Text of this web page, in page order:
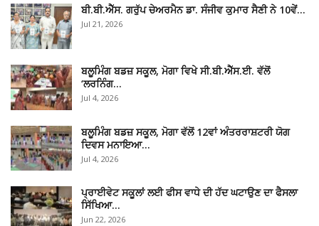
ਬੀ.ਬੀ.ਐੱਸ. ਗਰੁੱਪ ਚੇਅਰਮੈਨ ਡਾ. ਸੰਜੀਵ ਕੁਮਾਰ ਸੈਣੀ ਨੇ 10ਵੇਂ…
Jul 21, 2026
ਬਲੂਮਿੰਗ ਬਡਜ਼ ਸਕੂਲ, ਮੋਗਾ ਵਿਖੇ ਸੀ.ਬੀ.ਐੱਸ.ਈ. ਵੱਲੋਂ
‘ਲਰਨਿੰਗ…
Jul 4, 2026
ਬਲੂਮਿੰਗ ਬਡਜ਼ ਸਕੂਲ, ਮੋਗਾ ਵੱਲੋਂ 12ਵਾਂ ਅੰਤਰਰਾਸ਼ਟਰੀ ਯੋਗ
ਦਿਵਸ ਮਨਾਇਆ…
Jul 4, 2026
ਪ੍ਰਾਈਵੇਟ ਸਕੂਲਾਂ ਲਈ ਫੀਸ ਵਾਧੇ ਦੀ ਹੱਦ ਘਟਾਉਣ ਦਾ ਫੈਸਲਾ
ਸਿੱਖਿਆ…
Jun 22, 2026